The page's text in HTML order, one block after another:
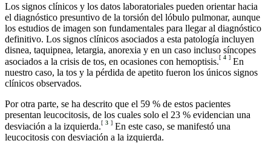
Los signos clínicos y los datos laboratoriales pueden orientar hacia
el diagnóstico presuntivo de la torsión del lóbulo pulmonar, aunque
los estudios de imagen son fundamentales para llegar al diagnóstico
definitivo. Los signos clínicos asociados a esta patología incluyen
disnea, taquipnea, letargia, anorexia y en un caso incluso síncopes
asociados a la crisis de tos, en ocasiones con hemoptisis.[ 4 ] En
nuestro caso, la tos y la pérdida de apetito fueron los únicos signos
clínicos observados.
Por otra parte, se ha descrito que el 59 % de estos pacientes
presentan leucocitosis, de los cuales solo el 23 % evidencian una
desviación a la izquierda.[ 3 ] En este caso, se manifestó una
leucocitosis con desviación a la izquierda.